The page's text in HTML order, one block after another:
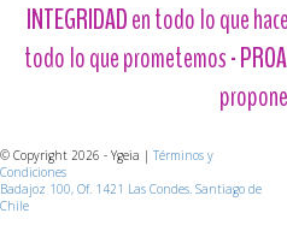
INTEGRIDADen todo lo que
todo lo que prometemos -
© Copyright 2026 - Ygeia | Términos y
Condiciones
Badajoz 100, Of. 1421 Las Condes. Santiago de
Chile